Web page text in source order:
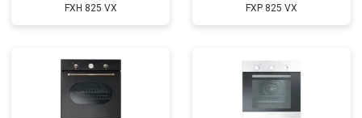
FXH 825 VX FXP 825 VX